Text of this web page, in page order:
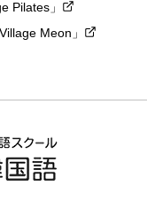
Pilates」
Meon」